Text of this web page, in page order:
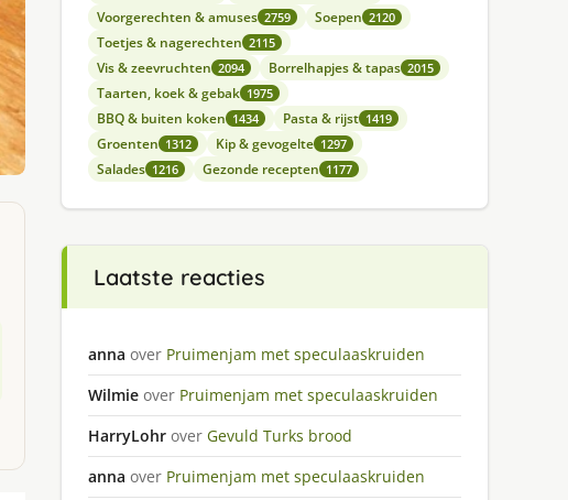
Voorgerechten & amuses 2759 Soepen 2120
Toetjes & nagerechten 2115
Vis & zeevruchten 2094 Borrelhapjes & tapas 2015
Taarten, koek & gebak 1975
BBQ & buiten koken 1434 Pasta & rijst 1419
Groenten 1312 Kip & gevogelte 1297
Salades 1216 Gezonde recepten 1177
Laatste reacties
anna over Pruimenjam met speculaaskruiden
Wilmie over Pruimenjam met speculaaskruiden
HarryLohr over Gevuld Turks brood
anna over Pruimenjam met speculaaskruiden